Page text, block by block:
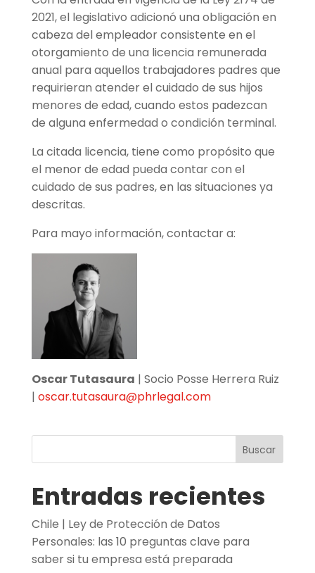
2021, el legislativo adicionó una obligación en
cabeza del empleador consistente en el
otorgamiento de una licencia remunerada
anual para aquellos trabajadores padres que
requirieran atender el cuidado de sus hijos
menores de edad, cuando estos padezcan
de alguna enfermedad o condición terminal.
La citada licencia, tiene como propósito que
el menor de edad pueda contar con el
cuidado de sus padres, en las situaciones ya
descritas.
Para mayo información, contactar a:
Oscar Tutasaura | Socio Posse Herrera Ruiz
| oscar.tutasaura@phrlegal.com
Buscar
Entradas recientes
Chile | Ley de Protección de Datos
Personales: las 10 preguntas clave para
saber si tu empresa está preparada